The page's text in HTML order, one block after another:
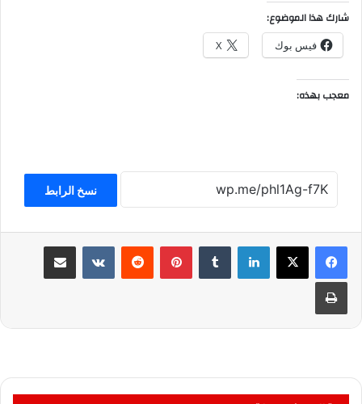
شارك هذا الموضوع:
فيس بوك X
معجب بهذه:
نسخ الرابط
لينكدإن بينتيريست مشاركة عبر البريد
طباعة